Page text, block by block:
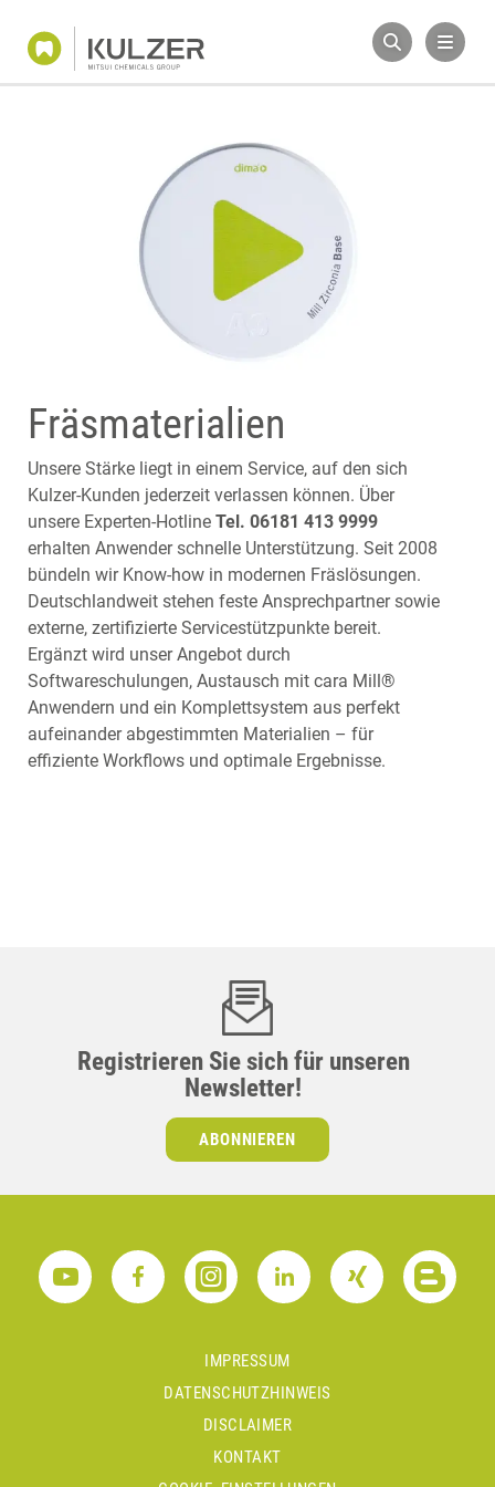
Fräsmaterialien
Unsere Stärke liegt in einem Service, auf den sich
Kulzer-Kunden jederzeit verlassen können. Über
unsere Experten-Hotline Tel. 06181 413 9999
erhalten Anwender schnelle Unterstützung. Seit 2008
bündeln wir Know-how in modernen Fräslösungen.
Deutschlandweit stehen feste Ansprechpartner sowie
externe, zertifizierte Servicestützpunkte bereit.
Ergänzt wird unser Angebot durch
Softwareschulungen, Austausch mit cara Mill®
Anwendern und ein Komplettsystem aus perfekt
aufeinander abgestimmten Materialien – für
effiziente Workflows und optimale Ergebnisse.
Registrieren Sie sich für unseren
Newsletter!
ABONNIEREN
IMPRESSUM
DATENSCHUTZHINWEIS
DISCLAIMER
KONTAKT